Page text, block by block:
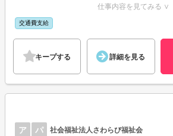
仕事内容を見てみる ∨
交通費支給
キープする 詳細を見る
ア パ 社会福祉法人さわらび福祉会